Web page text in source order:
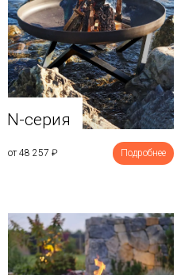
N-серия
от 48 257 ₽ Подробнее